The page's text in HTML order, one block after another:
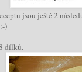
jsou ještě 2
)
dílků.